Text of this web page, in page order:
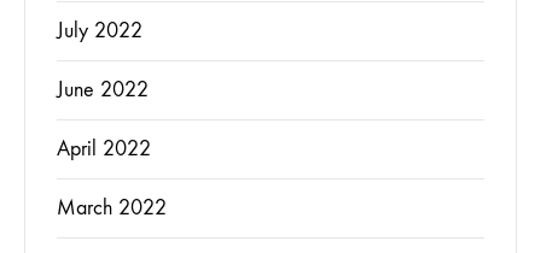
July 2022
June 2022
April 2022
March 2022